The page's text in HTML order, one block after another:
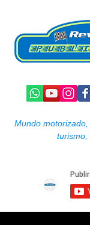
Mundo
turismo,